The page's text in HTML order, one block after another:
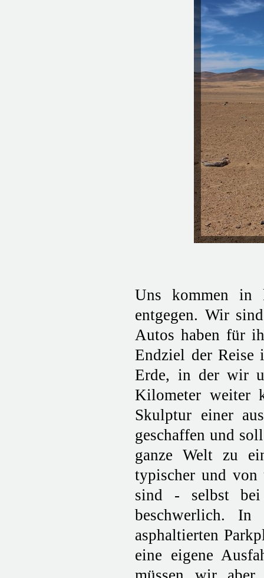
Uns kommen in
entgegen. Wir
Autos haben für
Endziel der Reise
Erde, in der wir
Kilometer weiter
Skulptur einer
geschaffen und
ganze Welt zu
typischer und von
sind - selbst bei
beschwerlich.
asphaltierten
eine eigene